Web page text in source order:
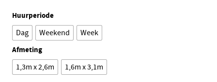
Huurperiode
Dag
Weekend
Week
Afmeting
1,3m x 2,6m
1,6m x 3,1m